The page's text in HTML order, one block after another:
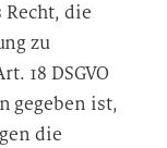
Recht, die
zu
18 DSGVO
gegeben ist,
die